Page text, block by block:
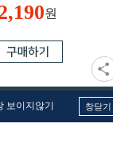
원
보이지않기 창닫기